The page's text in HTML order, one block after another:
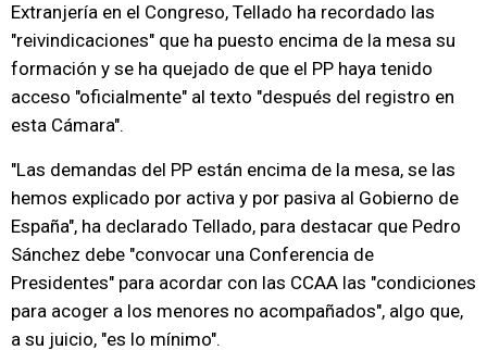
Extranjería en el Congreso, Tellado ha recordado las
"reivindicaciones" que ha puesto encima de la mesa su
formación y se ha quejado de que el PP haya tenido
acceso "oficialmente" al texto "después del registro en
esta Cámara".
"Las demandas del PP están encima de la mesa, se las
hemos explicado por activa y por pasiva al Gobierno de
España", ha declarado Tellado, para destacar que Pedro
Sánchez debe "convocar una Conferencia de
Presidentes" para acordar con las CCAA las "condiciones
para acoger a los menores no acompañados", algo que,
a su juicio, "es lo mínimo".